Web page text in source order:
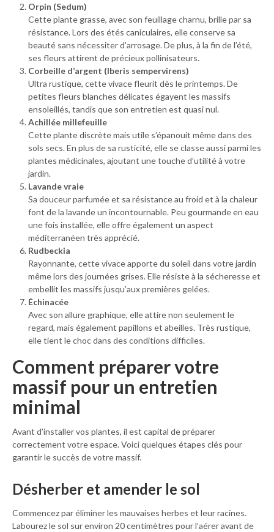
Orpin (Sedum)
Cette plante grasse, avec son feuillage charnu, brille par sa
résistance. Lors des étés caniculaires, elle conserve sa
beauté sans nécessiter d’arrosage. De plus, à la fin de l’été,
ses fleurs attirent de précieux pollinisateurs.
Corbeille d’argent (Iberis sempervirens)
Ultra rustique, cette vivace fleurit dès le printemps. De
petites fleurs blanches délicates égayent les massifs
ensoleillés, tandis que son entretien est quasi nul.
Achillée millefeuille
Cette plante discrète mais utile s’épanouit même dans des
sols secs. En plus de sa rusticité, elle se classe aussi parmi les
plantes médicinales, ajoutant une touche d’utilité à votre
jardin.
Lavande vraie
Sa douceur parfumée et sa résistance au froid et à la chaleur
font de la lavande un incontournable. Peu gourmande en eau
une fois installée, elle offre également un aspect
méditerranéen très apprécié.
Rudbeckia
Rayonnante, cette vivace apporte du soleil dans votre jardin
même lors des journées grises. Elle résiste à la sécheresse et
embellit les massifs jusqu’aux premières gelées.
Échinacée
Avec son allure graphique, elle attire non seulement le
regard, mais également papillons et abeilles. Très rustique,
elle tient le choc dans des conditions difficiles.
Comment préparer votre
massif pour un entretien
minimal
Avant d’installer vos plantes, il est capital de préparer
correctement votre espace. Voici quelques étapes clés pour
garantir le succès de votre massif.
Désherber et amender le sol
Commencez par éliminer les mauvaises herbes et leur racines.
Labourez le sol sur environ 20 centimètres pour l’aérer avant de